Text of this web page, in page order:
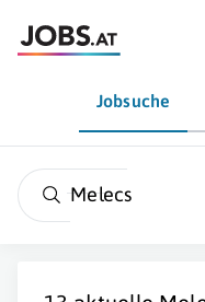
Jobsuche
Melecs